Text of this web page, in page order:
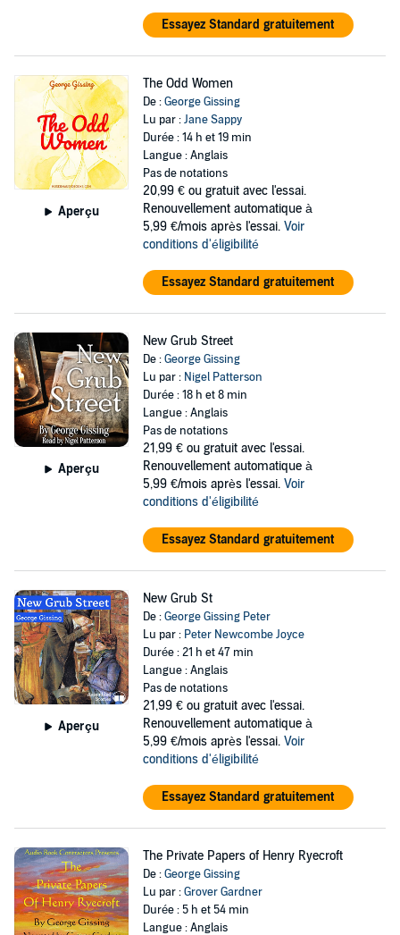
Essayez Standard gratuitement
Aperçu
The Odd Women
De :George Gissing
Lu par :Jane Sappy
Durée : 14 h et 19 min
Langue : Anglais
Pas de notations
20,99 € ou gratuit avec l'essai.
Renouvellement automatique à
5,99 €/mois après l'essai. Voir
conditions d'éligibilité
Essayez Standard gratuitement
Aperçu
New Grub Street
De :George Gissing
Lu par : Nigel Patterson
Durée : 18 h et 8 min
Langue : Anglais
Pas de notations
21,99 € ou gratuit avec l'essai.
Renouvellement automatique à
5,99 €/mois après l'essai. Voir
conditions d'éligibilité
Essayez Standard gratuitement
Aperçu
New Grub St
De :George Gissing Peter
Lu par : Peter Newcombe Joyce
Durée : 21 h et 47 min
Langue : Anglais
Pas de notations
21,99 € ou gratuit avec l'essai.
Renouvellement automatique à
5,99 €/mois après l'essai. Voir
conditions d'éligibilité
Essayez Standard gratuitement
The Private Papers of Henry Ryecroft
De :George Gissing
Lu par :Grover Gardner
Durée : 5 h et 54 min
Langue : Anglais